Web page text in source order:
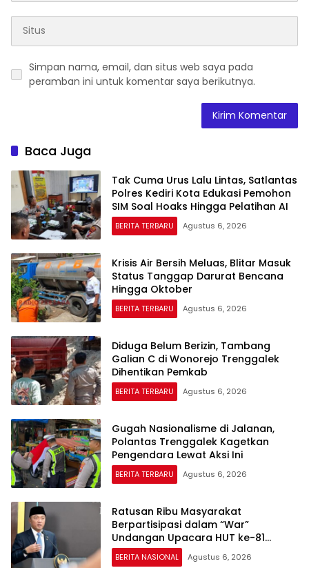
Simpan nama, email, dan situs web saya pada
peramban ini untuk komentar saya berikutnya.
Baca Juga
Tak Cuma Urus Lalu Lintas, Satlantas
Polres Kediri Kota Edukasi Pemohon
SIM Soal Hoaks Hingga Pelatihan AI
BERITA TERBARU Agustus 6, 2026
Krisis Air Bersih Meluas, Blitar Masuk
Status Tanggap Darurat Bencana
Hingga Oktober
BERITA TERBARU Agustus 6, 2026
Diduga Belum Berizin, Tambang
Galian C di Wonorejo Trenggalek
Dihentikan Pemkab
BERITA TERBARU Agustus 6, 2026
Gugah Nasionalisme di Jalanan,
Polantas Trenggalek Kagetkan
Pengendara Lewat Aksi Ini
BERITA TERBARU Agustus 6, 2026
Ratusan Ribu Masyarakat
Berpartisipasi dalam “War”
Undangan Upacara HUT ke-81
Kemerdekaan RI
BERITA NASIONAL Agustus 6, 2026